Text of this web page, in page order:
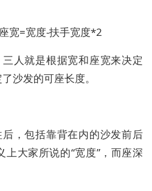
宽=宽度-扶手宽度*2
人就是根据宽和座宽来决定
沙发的可座长度。
，包括靠背在内的沙发前后
大家所说的“宽度”，而座深